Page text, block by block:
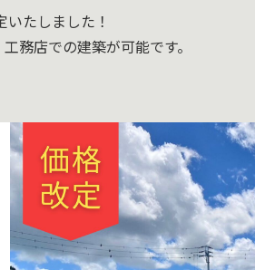
たしました！
務店での建築が可能です。